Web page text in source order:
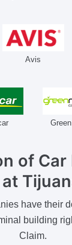
Avis
of Car
at
have their
building
Claim.